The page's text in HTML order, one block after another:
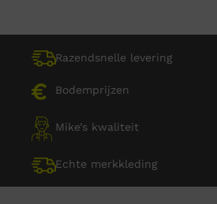
Razendsnelle levering
Bodemprijzen
Mike’s kwaliteit
Echte merkkleding